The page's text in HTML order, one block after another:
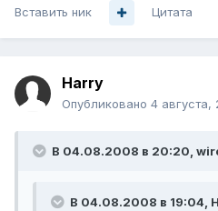
Вставить ник Цитата
Harry
Опубликовано 4 августа,
В 04.08.2008 в 20:20,
В 04.08.2008 в 19:04,